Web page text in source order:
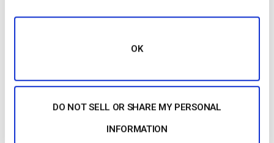
OK
DO NOT SELL OR SHARE MY PERSONAL
INFORMATION
Quale protocollo di streaming produce la